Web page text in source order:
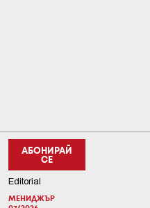
АБОНИРАЙ
СЕ
Editorial
МЕНИДЖЪР